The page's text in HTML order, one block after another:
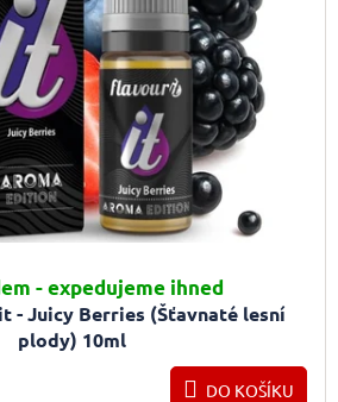
- Juicy Berries (Šťavnaté lesní
plody) 10ml
- expedujeme ihned
DO KOŠÍKU